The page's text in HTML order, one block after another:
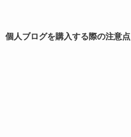
個人ブログを購入する際の注意点